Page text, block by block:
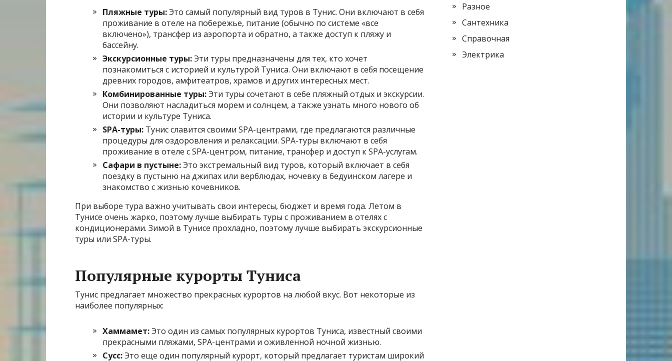
Пляжные туры:Это самый популярный вид туров в Тунис. Они включают в себя
проживание в отеле на побережье, питание (обычно по системе «все
включено»), трансфер из аэропорта и обратно, а также доступ к пляжу и
бассейну.
Экскурсионные туры:Эти туры предназначены для тех, кто хочет
познакомиться с историей и культурой Туниса. Они включают в себя посещение
древних городов, амфитеатров, храмов и других интересных мест.
Комбинированные туры:Эти туры сочетают в себе пляжный отдых и экскурсии.
Они позволяют насладиться морем и солнцем, а также узнать много нового об
истории и культуре Туниса.
SPA-туры: Тунис славится своими SPA-центрами, где предлагаются различные
процедуры для оздоровления и релаксации. SPA-туры включают в себя
проживание в отеле с SPA-центром, питание, трансфер и доступ к SPA-услугам.
Сафари в пустыне:Это экстремальный вид туров, который включает в себя
поездку в пустыню на джипах или верблюдах, ночевку в бедуинском лагере и
знакомство с жизнью кочевников.
При выборе тура важно учитывать свои интересы, бюджет и время года. Летом в
Тунисе очень жарко, поэтому лучше выбирать туры с проживанием в отелях с
кондиционерами. Зимой в Тунисе прохладно, поэтому лучше выбирать экскурсионные
туры или SPA-туры.
Популярные курорты Туниса
Тунис предлагает множество прекрасных курортов на любой вкус. Вот некоторые из
наиболее популярных:
Хаммамет:Это один из самых популярных курортов Туниса, известный своими
прекрасными пляжами, SPA-центрами и оживленной ночной жизнью.
Сусс:Это еще один популярный курорт, который предлагает туристам широкий
Разное
Сантехника
Справочная
Электрика